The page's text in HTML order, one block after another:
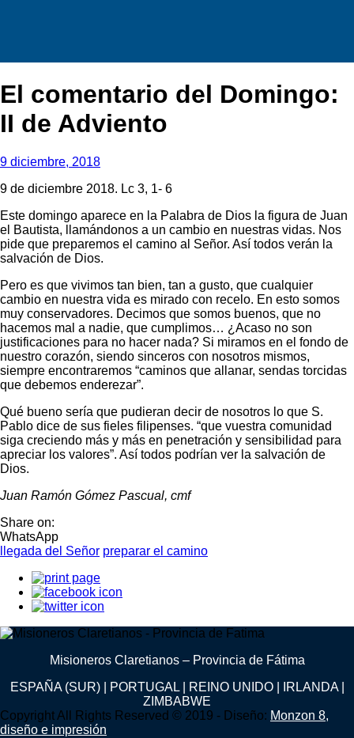
El comentario del Domingo:
II de Adviento
9 diciembre, 2018
9 de diciembre 2018. Lc 3, 1- 6
Este domingo aparece en la Palabra de Dios la figura de Juan
el Bautista, llamándonos a un cambio en nuestras vidas. Nos
pide que preparemos el camino al Señor. Así todos verán la
salvación de Dios.
Pero es que vivimos tan bien, tan a gusto, que cualquier
cambio en nuestra vida es mirado con recelo. En esto somos
muy conservadores. Decimos que somos buenos, que no
hacemos mal a nadie, que cumplimos… ¿Acaso no son
justificaciones para no hacer nada? Si miramos en el fondo de
nuestro corazón, siendo sinceros con nosotros mismos,
siempre encontraremos “caminos que allanar, sendas torcidas
que debemos enderezar”.
Qué bueno sería que pudieran decir de nosotros lo que S.
Pablo dice de sus fieles filipenses. “que vuestra comunidad
siga creciendo más y más en penetración y sensibilidad para
apreciar los valores”. Así todos podrían ver la salvación de
Dios.
Juan Ramón Gómez Pascual, cmf
Share on:
WhatsApp
llegada del Señor preparar el camino
Misioneros Claretianos – Provincia de Fátima
ESPAÑA (SUR) | PORTUGAL | REINO UNIDO | IRLANDA |
ZIMBABWE
Copyright All Rights Reserved © 2019 - Diseño: Monzon 8,
diseño e impresión